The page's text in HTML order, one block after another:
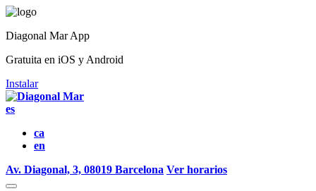
Diagonal Mar App
Gratuita en iOS y Android
Instalar
es
ca
en
Av. Diagonal, 3, 08019 Barcelona Ver horarios